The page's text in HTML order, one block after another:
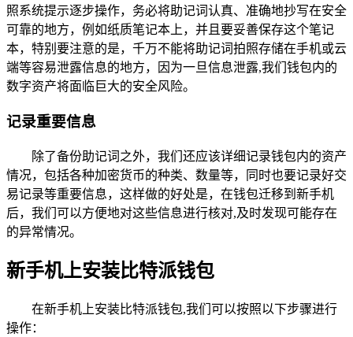
照系统提示逐步操作，务必将助记词认真、准确地抄写在安全
可靠的地方，例如纸质笔记本上，并且要妥善保存这个笔记
本，特别要注意的是，千万不能将助记词拍照存储在手机或云
端等容易泄露信息的地方，因为一旦信息泄露,我们钱包内的
数字资产将面临巨大的安全风险。
记录重要信息
除了备份助记词之外，我们还应该详细记录钱包内的资产
情况，包括各种加密货币的种类、数量等，同时也要记录好交
易记录等重要信息，这样做的好处是，在钱包迁移到新手机
后，我们可以方便地对这些信息进行核对,及时发现可能存在
的异常情况。
新手机上安装比特派钱包
在新手机上安装比特派钱包,我们可以按照以下步骤进行
操作：